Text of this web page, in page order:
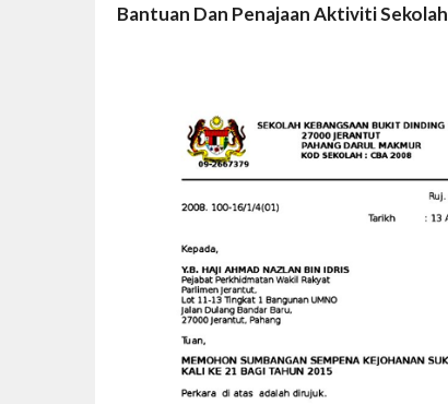
Bantuan Dan Penajaan Aktiviti Sekolah